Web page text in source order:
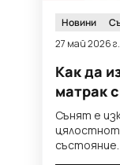
Новини
27 май 2026 г.
Как да
матрак
си
Сънят е